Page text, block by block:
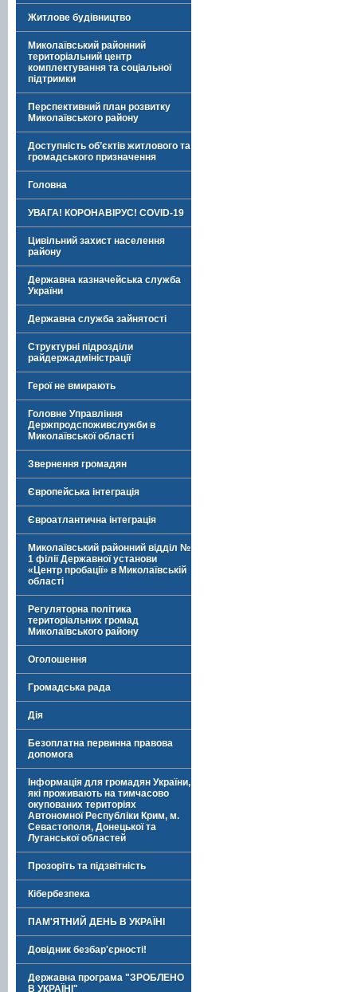
Житлове будівництво
Миколаївський районний
територіальний центр
комплектування та соціальної
підтримки
Перспективний план розвитку
Миколаївського району
Доступність об’єктів житлового та
громадського призначення
Головна
УВАГА! КОРОНАВІРУС! COVID-19
Цивільний захист населення
району
Державна казначейська служба
України
Державна служба зайнятості
Структурні підрозділи
райдержадміністрації
Герої не вмирають
Головне Управління
Держпродспоживслужби в
Миколаївської області
Звернення громадян
Європейська інтеграція
Євроатлантична інтеграція
Миколаївський районний відділ №
1 філії Державної установи
«Центр пробації» в Миколаївській
області
Регуляторна політика
територіальних громад
Миколаївського району
Оголошення
Громадська рада
Дія
Безоплатна первинна правова
допомога
Інформація для громадян України,
які проживають на тимчасово
окупованих територіях
Автономної Республіки Крим, м.
Севастополя, Донецької та
Луганської областей
Прозоріть та підзвітність
Кібербезпека
ПАМ'ЯТНИЙ ДЕНЬ В УКРАЇНІ
Довідник безбар'єрності!
Державна програма "ЗРОБЛЕНО
В УКРАЇНІ"